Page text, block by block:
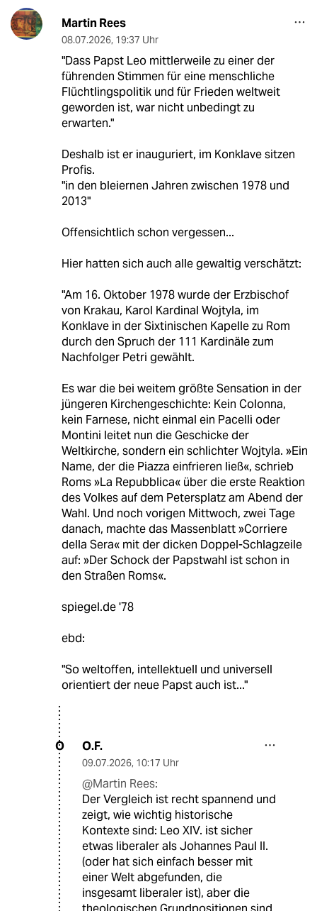
Martin Rees
08.07.2026, 19:37 Uhr
"Dass Papst Leo mittlerweile zu einer der
führenden Stimmen für eine menschliche
Flüchtlingspolitik und für Frieden weltweit
geworden ist, war nicht unbedingt zu
erwarten."
Deshalb ist er inauguriert, im Konklave sitzen
Profis.
"in den bleiernen Jahren zwischen 1978 und
2013"
Offensichtlich schon vergessen...
Hier hatten sich auch alle gewaltig verschätzt:
"Am 16. Oktober 1978 wurde der Erzbischof
von Krakau, Karol Kardinal Wojtyla, im
Konklave in der Sixtinischen Kapelle zu Rom
durch den Spruch der 111 Kardinäle zum
Nachfolger Petri gewählt.
Es war die bei weitem größte Sensation in der
jüngeren Kirchengeschichte: Kein Colonna,
kein Farnese, nicht einmal ein Pacelli oder
Montini leitet nun die Geschicke der
Weltkirche, sondern ein schlichter Wojtyla. »Ein
Name, der die Piazza einfrieren ließ«, schrieb
Roms »La Repubblica« über die erste Reaktion
des Volkes auf dem Petersplatz am Abend der
Wahl. Und noch vorigen Mittwoch, zwei Tage
danach, machte das Massenblatt »Corriere
della Sera« mit der dicken Doppel-Schlagzeile
auf: »Der Schock der Papstwahl ist schon in
den Straßen Roms«.
spiegel.de '78
ebd:
"So weltoffen, intellektuell und universell
orientiert der neue Papst auch ist..."
O O.F.
09.07.2026, 10:17 Uhr
@Martin Rees:
Der Vergleich ist recht spannend und
zeigt, wie wichtig historische
Kontexte sind: Leo XIV. ist sicher
etwas liberaler als Johannes Paul II.
(oder hat sich einfach besser mit
einer Welt abgefunden, die
insgesamt liberaler ist), aber die